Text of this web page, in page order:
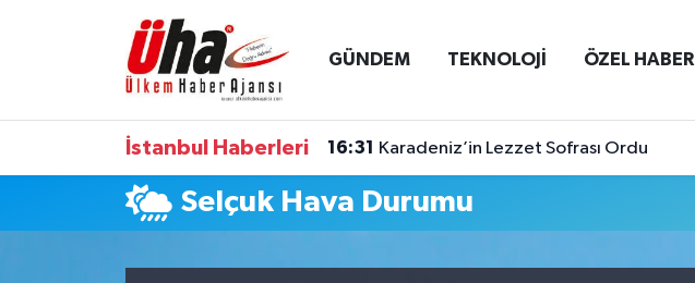
GÜNDEM TEKNOLOJİ ÖZEL HABER
İstanbul Haberleri 16:31 Karadeniz’in Lezzet Sofrası Ordu
Selçuk Hava Durumu
İstanbul Nöbetçi Eczaneler
İstanbul Hava Durumu
İstanbul Namaz Vakitleri